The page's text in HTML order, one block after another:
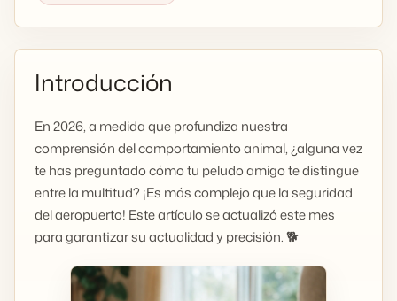
Introducción
En 2026, a medida que profundiza nuestra
comprensión del comportamiento animal, ¿alguna vez
te has preguntado cómo tu peludo amigo te distingue
entre la multitud? ¡Es más complejo que la seguridad
del aeropuerto! Este artículo se actualizó este mes
para garantizar su actualidad y precisión. 🐕